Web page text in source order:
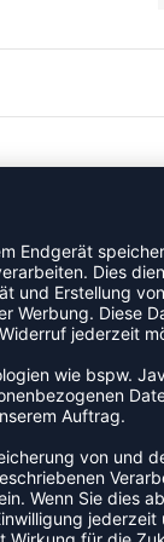
An der
Das
Das textile
für den
und zum